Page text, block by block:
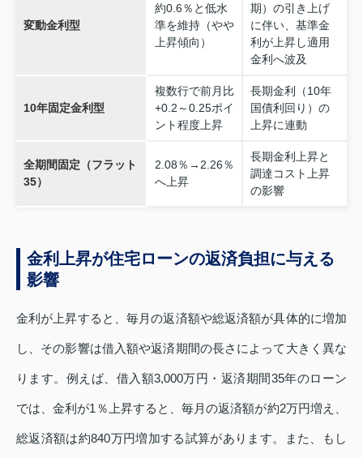
変動金利型
約0.6％と低水
準を維持（やや
上昇傾向）
期）の引き上げ
に伴い、基準金
利が上昇し適用
金利へ波及
10年固定金利型
複数行で前月比
+0.2～0.25ポイ
ント程度上昇
長期金利（10年
国債利回り）の
上昇に連動
全期間固定（フラット
35）
2.08％→2.26％
へ上昇
長期金利上昇と
調達コスト上昇
の影響
金利上昇が住宅ローンの返済負担に与える
影響
金利が上昇すると、毎月の返済額や総返済額が具体的に増加
し、その影響は借入額や返済期間の長さによって大きく異な
ります。例えば、借入額3,000万円・返済期間35年のローン
では、金利が1％上昇すると、毎月の返済額が約2万円増え、
総返済額は約840万円増加する試算があります。また、もし